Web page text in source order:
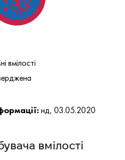
вмілості
нд, 03.05.2020
вмілості